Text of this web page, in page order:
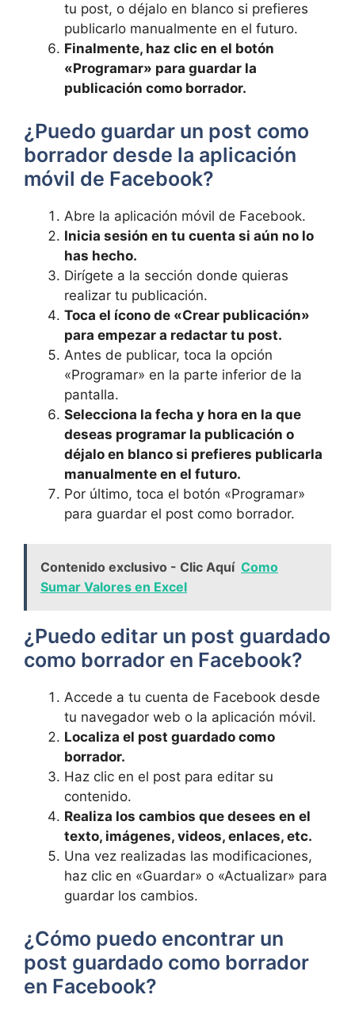
tu post, o déjalo en blanco si prefieres
publicarlo‌ manualmente ‍en el futuro.
Finalmente, haz‍ clic en el ​botón
«Programar» para guardar ‍la
publicación ‌como borrador.
¿Puedo guardar un post como
borrador desde la aplicación​
móvil de ⁣Facebook?
Abre la aplicación móvil de Facebook.
Inicia sesión en tu cuenta si ⁢aún no lo​
has hecho.
Dirígete a la sección donde quieras
realizar tu publicación.
Toca el ⁢ícono de⁣ «Crear publicación»
para empezar a redactar tu post.
Antes de publicar, toca ⁤la opción
«Programar» en la parte ​inferior de la
pantalla.
Selecciona la fecha y hora en la que
deseas programar la publicación o
déjalo en blanco si prefieres publicarla
manualmente ⁣en el futuro.
Por último, toca el botón «Programar»
para guardar el⁤ post como borrador.
Contenido exclusivo - Clic Aquí Como
Sumar Valores en Excel
¿Puedo editar un ⁢post guardado
como borrador en Facebook?
Accede a tu cuenta de Facebook desde
tu⁤ navegador web o la aplicación móvil.
Localiza el post guardado ‍como⁢
borrador.
Haz clic en ‍el post ⁣para editar su
contenido.
Realiza los cambios que desees ​en el
texto, imágenes, videos, enlaces, etc.
Una vez realizadas las modificaciones,
haz clic en «Guardar» o «Actualizar» para⁢
guardar los‌ cambios.
¿Cómo puedo⁣ encontrar ⁢un
post guardado ‍como borrador
en Facebook?